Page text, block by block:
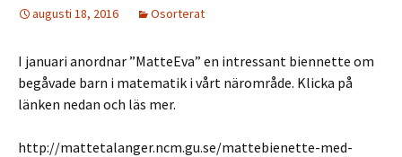
augusti 18, 2016 Osorterat
I januari anordnar ”MatteEva” en intressant biennette om
begåvade barn i matematik i vårt närområde. Klicka på
länken nedan och läs mer.
http://mattetalanger.ncm.gu.se/mattebienette-med-